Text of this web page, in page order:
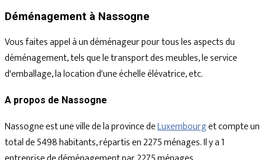
Déménagement à Nassogne
Vous faites appel à un déménageur pour tous les aspects du
déménagement, tels que le transport des meubles, le service
d'emballage, la location d'une échelle élévatrice, etc.
A propos de Nassogne
Nassogne est une ville de la province deLuxembourget compte un
total de 5498 habitants, répartis en 2275 ménages. Il y a 1